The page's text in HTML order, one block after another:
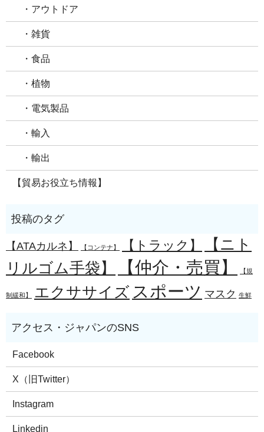
・アウトドア
・雑貨
・食品
・植物
・電気製品
・輸入
・輸出
【貿易お役立ち情報】
【ATAカルネ】 【コンテナ】 【トラック】
【ニト
リルゴム手袋】
【仲介・売買】 【規
制緩和】 エクササイズ スポーツ マスク 生鮮
Facebook
X（旧Twitter）
Instagram
Linkedin